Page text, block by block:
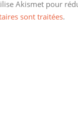
Akismet pour
sont traitées.